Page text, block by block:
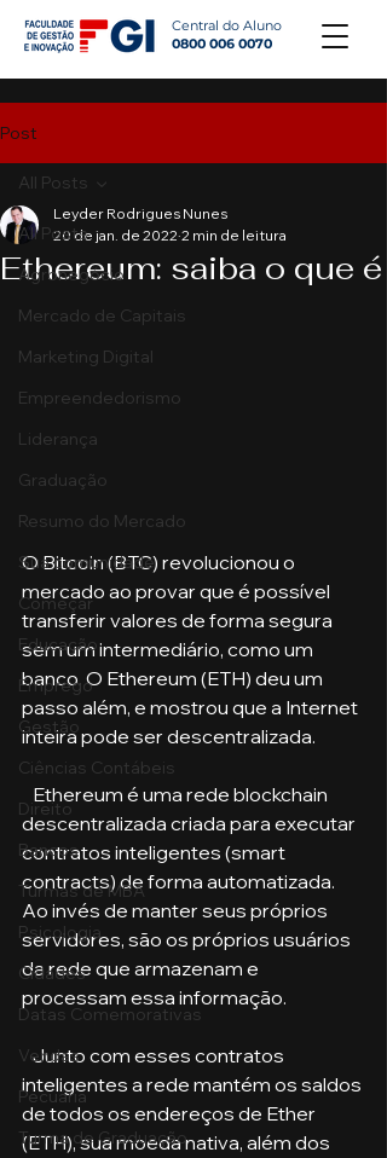
Central do Aluno
0800 006 0070
Post
All Posts
Agronegócio
Mercado de Capitais
Marketing Digital
Empreendedorismo
Liderança
Graduação
Resumo do Mercado
Sua comunidade
Começar
Educação
Emprego
Gestão
Ciências Contábeis
Direito
Bancos
Turmas de MBA
Psicologia
Cidades
Datas Comemorativas
Vendas
Pecuária
Turma de Graduação
All Posts
Ethereum: saiba o que é
Leyder Rodrigues Nunes
20 de jan. de 2022 2 min de leitura
O Bitcoin (BTC) revolucionou o
mercado ao provar que é possível
transferir valores de forma segura
sem um intermediário, como um
banco. O Ethereum (ETH) deu um
passo além, e mostrou que a Internet
inteira pode ser descentralizada.
descentralizada criada para executar
contratos inteligentes (smart
contracts) de forma automatizada.
Ao invés de manter seus próprios
servidores, são os próprios usuários
da rede que armazenam e
processam essa informação.
   Junto com esses contratos
inteligentes a rede mantém os saldos
de todos os endereços de Ether
(ETH), sua moeda nativa, além dos